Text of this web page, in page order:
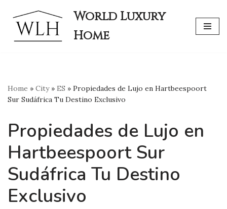
Skip
to
World Luxury
Home
Home » City» ES » Propiedades de Lujo en Hartbeespoort
Sur Sudáfrica Tu Destino Exclusivo
Propiedades de Lujo en
Hartbeespoort Sur
Sudáfrica Tu Destino
Exclusivo